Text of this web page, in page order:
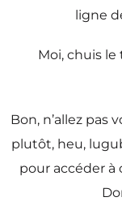
ligne
Moi, chuis
Bon, n’allez pas
plutôt, heu,
pour accéder à